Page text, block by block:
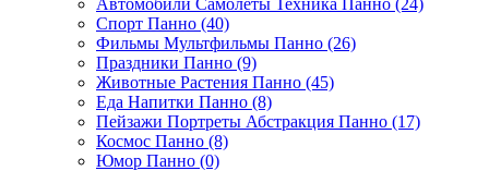
Автомобили Самолеты Техника Панно (24)
Спорт Панно (40)
Фильмы Мультфильмы Панно (26)
Праздники Панно (9)
Животные Растения Панно (45)
Еда Напитки Панно (8)
Пейзажи Портреты Абстракция Панно (17)
Космос Панно (8)
Юмор Панно (0)